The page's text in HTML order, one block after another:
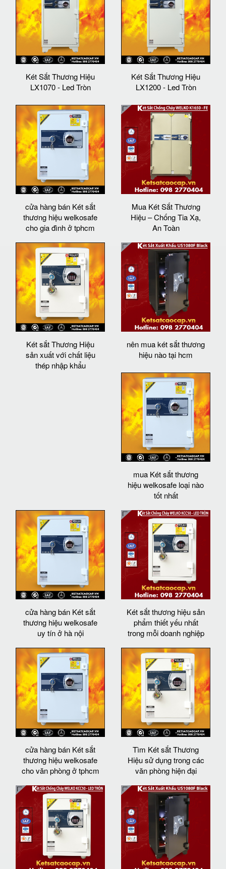
Két Sắt Thương Hiệu
LX1070 - Led Tròn
Két Sắt Thương Hiệu
LX1200 - Led Tròn
cửa hàng bán Két sắt
thương hiệu welkosafe
cho gia đình ở tphcm
Mua Két Sắt Thương
Hiệu – Chống Tia Xạ,
An Toàn
Két sắt Thương Hiệu
sản xuất với chất liệu
thép nhập khẩu
nên mua két sắt thương
hiệu nào tại hcm
mua Két sắt thương
hiệu welkosafe loại nào
tốt nhất
cửa hàng bán Két sắt
thương hiệu welkosafe
uy tín ở hà nội
Két sắt thương hiệu sản
phẩm thiết yếu nhất
trong mỗi doanh nghiệp
cửa hàng bán Két sắt
thương hiệu welkosafe
cho văn phòng ở tphcm
Tìm Két sắt Thương
Hiệu sử dụng trong các
văn phòng hiện đại